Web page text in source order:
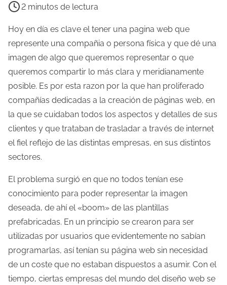
e
m
p
o
d
e
l
e
c
t
u
a
d
e
l
a
e
n
t
2 minutos de lectura
Hoy en día es clave el tener una pagina web que
represente una compañia o persona física y que dé una
imagen de algo que queremos representar o que
queremos compartir lo más clara y meridianamente
posible. Es por esta razon por la que han proliferado
compañías dedicadas a la creación de páginas web, en
la que se cuidaban todos los aspectos y detalles de sus
clientes y que trataban de trasladar a través de internet
el fiel reflejo de las distintas empresas, en sus distintos
sectores.
El problema surgió en que no todos tenían ese
conocimiento para poder representar la imagen
deseada, de ahí el «boom» de las plantillas
prefabricadas. En un principio se crearon para ser
utilizadas por usuarios que evidentemente no sabían
programarlas, así tenían su página web sin necesidad
de un coste que no estaban dispuestos a asumir. Con el
tiempo, ciertas empresas del mundo del diseño web se